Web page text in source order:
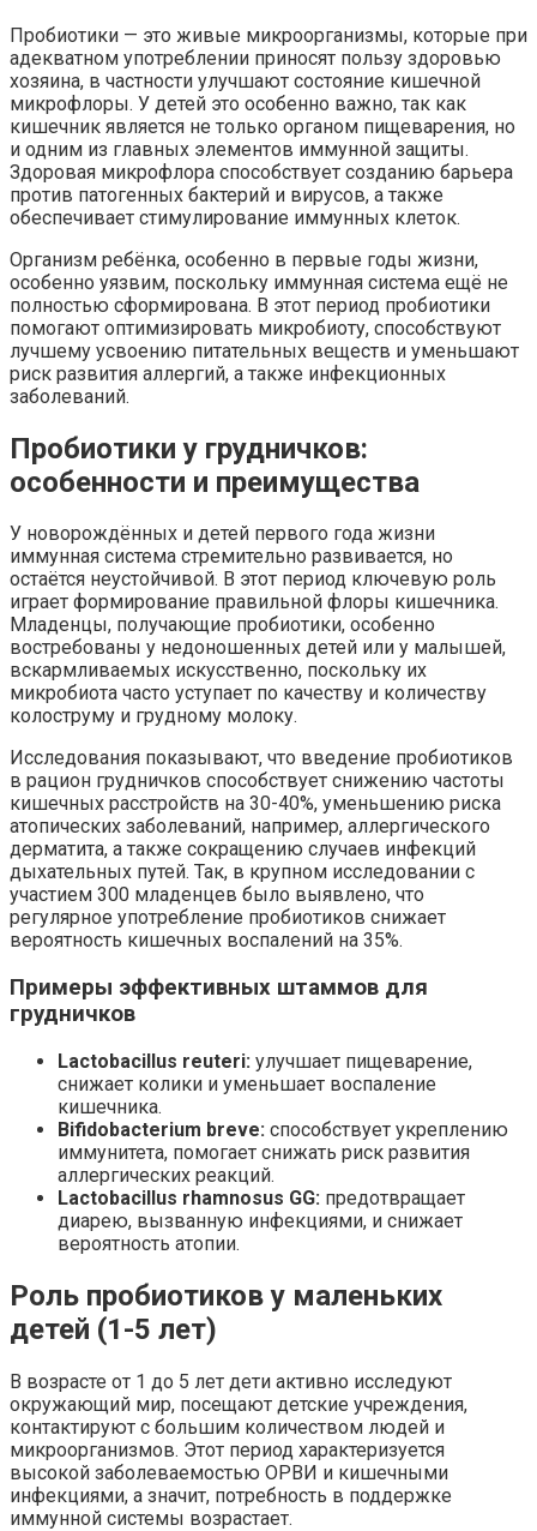
Пробиотики — это живые микроорганизмы, которые при
адекватном употреблении приносят пользу здоровью
хозяина, в частности улучшают состояние кишечной
микрофлоры. У детей это особенно важно, так как
кишечник является не только органом пищеварения, но
и одним из главных элементов иммунной защиты.
Здоровая микрофлора способствует созданию барьера
против патогенных бактерий и вирусов, а также
обеспечивает стимулирование иммунных клеток.
Организм ребёнка, особенно в первые годы жизни,
особенно уязвим, поскольку иммунная система ещё не
полностью сформирована. В этот период пробиотики
помогают оптимизировать микробиоту, способствуют
лучшему усвоению питательных веществ и уменьшают
риск развития аллергий, а также инфекционных
заболеваний.
Пробиотики у грудничков:
особенности и преимущества
У новорождённых и детей первого года жизни
иммунная система стремительно развивается, но
остаётся неустойчивой. В этот период ключевую роль
играет формирование правильной флоры кишечника.
Младенцы, получающие пробиотики, особенно
востребованы у недоношенных детей или у малышей,
вскармливаемых искусственно, поскольку их
микробиота часто уступает по качеству и количеству
колоструму и грудному молоку.
Исследования показывают, что введение пробиотиков
в рацион грудничков способствует снижению частоты
кишечных расстройств на 30-40%, уменьшению риска
атопических заболеваний, например, аллергического
дерматита, а также сокращению случаев инфекций
дыхательных путей. Так, в крупном исследовании с
участием 300 младенцев было выявлено, что
регулярное употребление пробиотиков снижает
вероятность кишечных воспалений на 35%.
Примеры эффективных штаммов для
грудничков
Lactobacillus reuteri: улучшает пищеварение,
снижает колики и уменьшает воспаление
кишечника.
Bifidobacterium breve: способствует укреплению
иммунитета, помогает снижать риск развития
аллергических реакций.
Lactobacillus rhamnosus GG: предотвращает
диарею, вызванную инфекциями, и снижает
вероятность атопии.
Роль пробиотиков у маленьких
детей (1-5 лет)
В возрасте от 1 до 5 лет дети активно исследуют
окружающий мир, посещают детские учреждения,
контактируют с большим количеством людей и
микроорганизмов. Этот период характеризуется
высокой заболеваемостью ОРВИ и кишечными
инфекциями, а значит, потребность в поддержке
иммунной системы возрастает.